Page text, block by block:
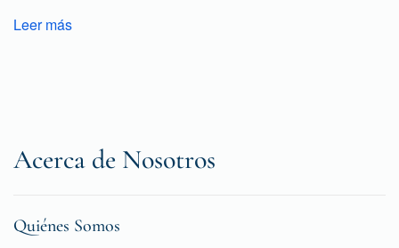
Leer más
Acerca de Nosotros
Quiénes Somos